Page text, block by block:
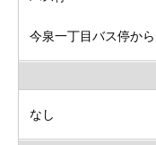
今泉一丁目バス停か
なし